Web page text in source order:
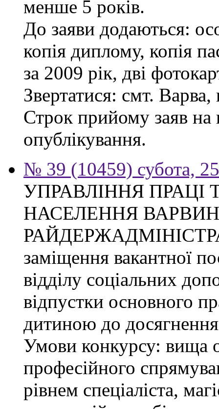
менше 5 років.
До заяви додаються:
копія диплому, копія
за 2009 рік, дві
Звертатися: смт.
Строк прийому заяв на
опублікування.
№ 39 (10459) субота,
УПРАВЛІННЯ ПРАЦІ
НАСЕЛЕННЯ
заміщення вакантної
відділу соціальних
відпустки основного
дитиною до
Умови конкурсу: вища
професійного
рівнем спеціаліста,